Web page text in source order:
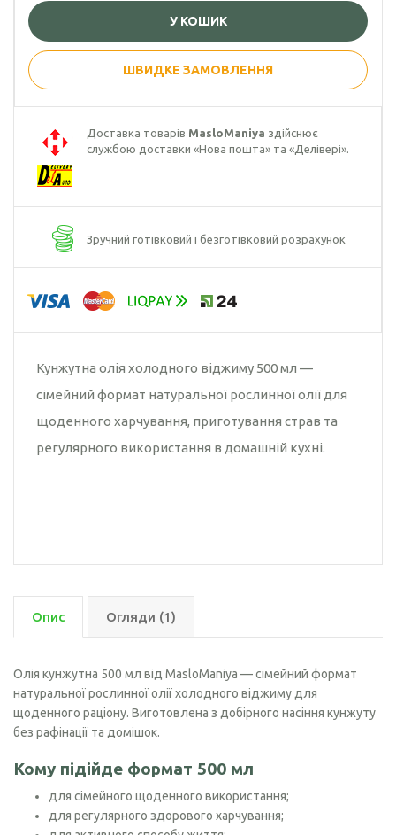
Гарбузова олія
Чорного кмину
олія
кондитерського
соняшника
Кокосова олія
У КОШИК
ШВИДКЕ ЗАМОВЛЕННЯ
Доставка товарів MasloManiya здійснює
службою доставки «Нова пошта» та «Делівері».
Зручний готівковий і безготівковий розрахунок
Кунжутна олія холодного віджиму 500 мл —
сімейний формат натуральної рослинної олії для
щоденного харчування, приготування страв та
регулярного використання в домашній кухні.
Опис Огляди (1)
Олія кунжутна 500 мл від MasloManiya — сімейний формат
натуральної рослинної олії холодного віджиму для
щоденного раціону. Виготовлена з добірного насіння кунжуту
без рафінації та домішок.
Кому підійде формат 500 мл
для сімейного щоденного використання;
для регулярного здорового харчування;